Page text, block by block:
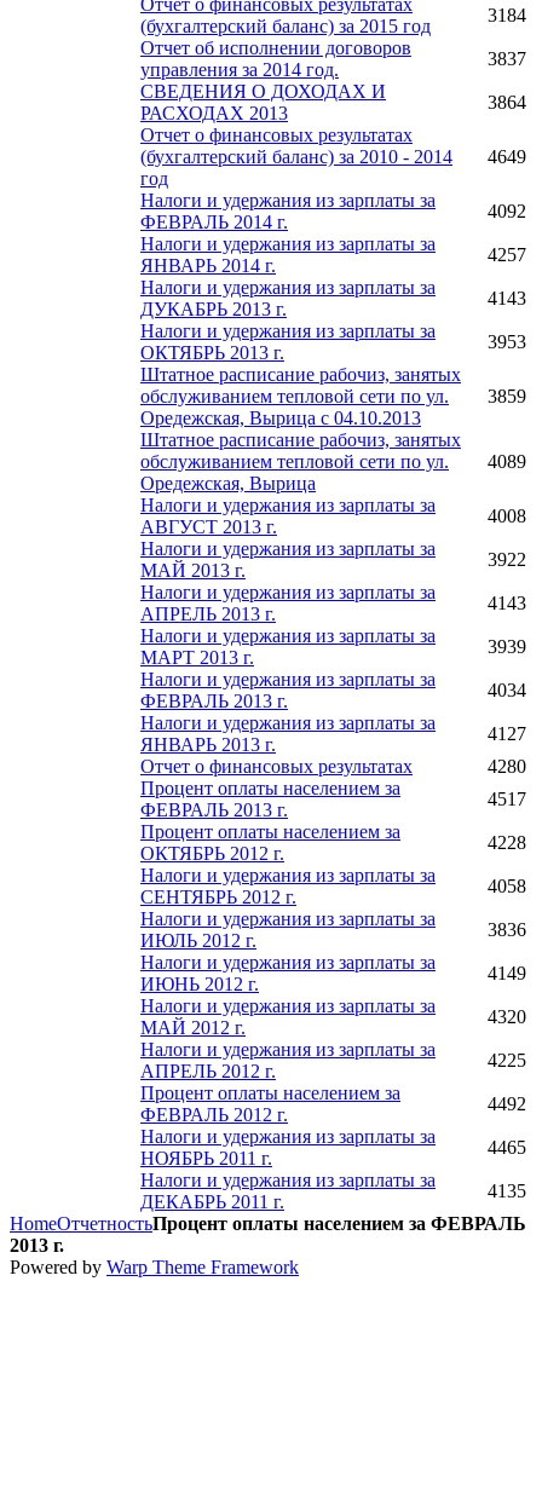
Отчет о финансовых результатах
(бухгалтерский баланс) за 2015 год
3184
Отчет об исполнении договоров
управления за 2014 год.
3837
СВЕДЕНИЯ О ДОХОДАХ И
РАСХОДАХ 2013
3864
Отчет о финансовых результатах
(бухгалтерский баланс) за 2010 - 2014
год
4649
Налоги и удержания из зарплаты за
ФЕВРАЛЬ 2014 г.
4092
Налоги и удержания из зарплаты за
ЯНВАРЬ 2014 г.
4257
Налоги и удержания из зарплаты за
ДУКАБРЬ 2013 г.
4143
Налоги и удержания из зарплаты за
ОКТЯБРЬ 2013 г.
3953
Штатное расписание рабочиз, занятых
обслуживанием тепловой сети по ул.
Оредежская, Вырица c 04.10.2013
3859
Штатное расписание рабочиз, занятых
обслуживанием тепловой сети по ул.
Оредежская, Вырица
4089
Налоги и удержания из зарплаты за
АВГУСТ 2013 г.
4008
Налоги и удержания из зарплаты за
МАЙ 2013 г.
3922
Налоги и удержания из зарплаты за
АПРЕЛЬ 2013 г.
4143
Налоги и удержания из зарплаты за
МАРТ 2013 г.
3939
Налоги и удержания из зарплаты за
ФЕВРАЛЬ 2013 г.
4034
Налоги и удержания из зарплаты за
ЯНВАРЬ 2013 г.
4127
Отчет о финансовых результатах
4280
Процент оплаты населением за
ФЕВРАЛЬ 2013 г.
4517
Процент оплаты населением за
ОКТЯБРЬ 2012 г.
4228
Налоги и удержания из зарплаты за
СЕНТЯБРЬ 2012 г.
4058
Налоги и удержания из зарплаты за
ИЮЛЬ 2012 г.
3836
Налоги и удержания из зарплаты за
ИЮНЬ 2012 г.
4149
Налоги и удержания из зарплаты за
МАЙ 2012 г.
4320
Налоги и удержания из зарплаты за
АПРЕЛЬ 2012 г.
4225
Процент оплаты населением за
ФЕВРАЛЬ 2012 г.
4492
Налоги и удержания из зарплаты за
НОЯБРЬ 2011 г.
4465
Налоги и удержания из зарплаты за
ДЕКАБРЬ 2011 г.
4135
HomeОтчетностьПроцент оплаты населением за ФЕВРАЛЬ
2013 г.
Powered by Warp Theme Framework